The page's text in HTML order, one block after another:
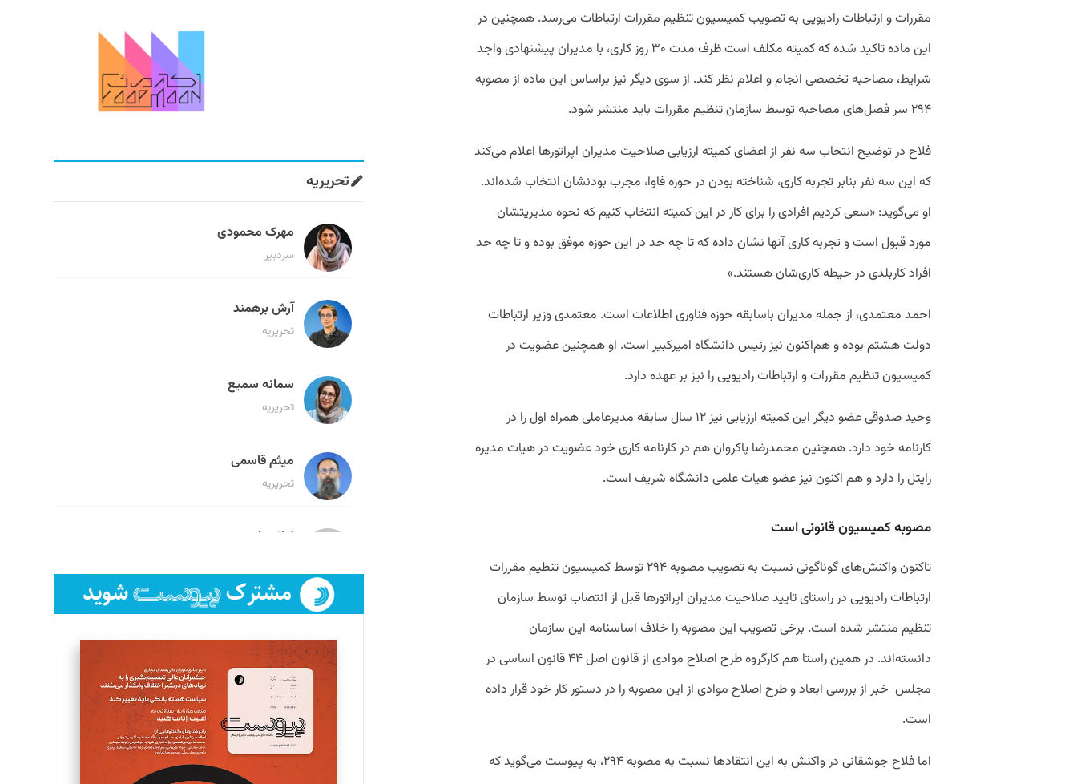
مقرراتو ارتباطاترادیویی به تصویبکمیسیونتنظیم مقررات ارتباطات میرسد.همچنین در
این مادهتاکید شدهکهکمیته مکلف استظرف مدت ۳۰ روزکاری، با مدیران پیشنهادیواجد
شرایط، مصاحبه تخصصی انجامو اعلام نظرکند. از سوی دیگر نیز براساس این ماده از مصوبه
۲۹۴ سرفصلهای مصاحبه توسط سازمانتنظیم مقررات باید منتشر شود.
فلاح در توضیح انتخاب سه نفر از اعضایکمیته ارزیابیصلاحیت مدیران اپراتورها اعلام میکند
که این سه نفر بنابر تجربهکاری، شناخته بودن در حوزهفاوا، مجرب بودنشان انتخاب شدهاند.
او میگوید: «سعیکردیم افرادیرا برایکار در اینکمیته انتخابکنیمکه نحوه مدیریتشان
موردقبول استو تجربهکاریآنها نشان دادهکهتا چه حد در این حوزه موفق بودهوتا چه حد
افرادکاربلدی در حیطهکاریشانهستند.»
احمد معتمدی، از جمله مدیران باسابقه حوزهفناوری اطلاعات است. معتمدیوزیر ارتباطات
دولتهشتم بودهوهماکنون نیزرئیس دانشگاه امیرکبیر است. اوهمچنینعضویت در
کمیسیونتنظیم مقرراتو ارتباطاترادیویی را نیز برعهده دارد.
وحیدصدوقیعضو دیگر اینکمیته ارزیابی نیز ۱۲
سال سابقه مدیرعاملی همراه اول را در
کارنامه خود دارد.همچنین محمدرضا پاکروانهم درکارنامهکاری خودعضویت درهیات مدیره
رایتلرا داردوهم اکنون نیزعضوهیاتعلمی دانشگاه شریف است.
مصوبهکمیسیونقانونیاست
تاکنونواکنشهایگوناگونی نسبت به تصویب مصوبه۲۹۴ توسطکمیسیونتنظیم مقررات
ارتباطاترادیویی درراستایتاییدصلاحیت مدیران اپراتورها قبل از انتصاب توسط سازمان
تنظیم منتشر شده است. برخی تصویب این مصوبهرا خلاف اساسنامه این سازمان
دانستهاند. درهمینراستا همکارگروهطرح اصلاح موادی ازقانون اصل۴۴ قانون اساسی در
مجلس خبر از بررسی ابعادوطرح اصلاح موادی از این مصوبهرا در دستورکار خودقرار داده
است.
اما فلاح جوشقانی درواکنش به این انتقادها نسبت به مصوبه۲۹۴، به پیوست میگویدکه
تحریریه
مهرک محمودی
سردبیر
آرش برهمند
تحریریه
سمانه سمیع
تحریریه
میثم قاسمی
تحریریه
لیلا حنارود
فائزه فتحی رستمی
تحریریه
سروش کرمیان
تحریریه
مینا پاکدل